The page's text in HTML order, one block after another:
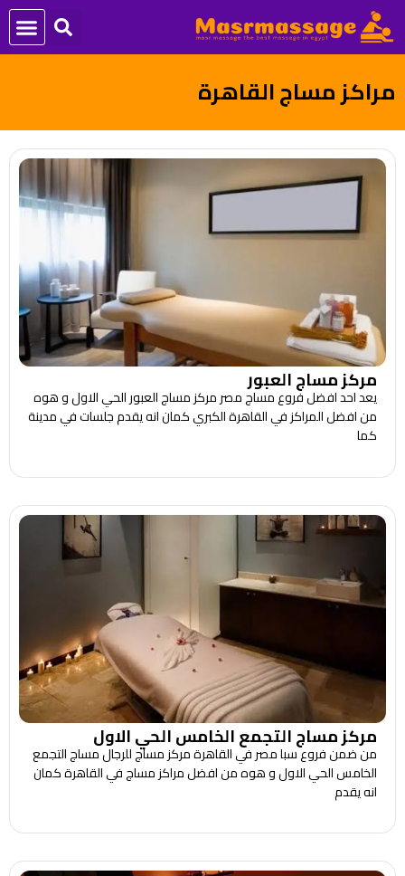
مراكز مساج القاهرة
مركز مساج العبور
يعد احد افضل فروع مساج مصر مركز مساج العبور الحي الاول و هوه
من افضل المراكز في القاهرة الكبري كمان انه يقدم جلسات في مدينة
كما
مركز مساج التجمع الخامس الحي الاول
من ضمن فروع سبا مصر في القاهرة مركز مساج للرجال مساج التجمع
الخامس الحي الاول و هوه من افضل مراكز مساج في القاهرة كمان
انه يقدم